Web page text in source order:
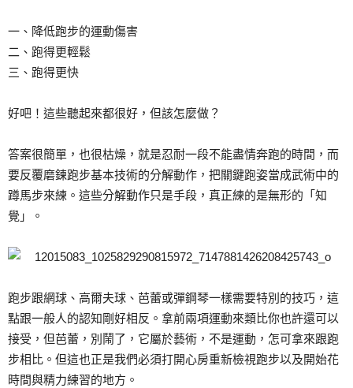
一、降低跑步的運動傷害
二、跑得更輕鬆
三、跑得更快
好吧！這些聽起來都很好，但該怎麼做？
答案很簡單，也很枯燥，就是忍耐一段不能盡情奔跑的時間，而
要反覆磨鍊跑步基本技術的分解動作，把關鍵跑姿當成武術中的
蹲馬步來練。這些分解動作只是手段，真正練的是無形的「知
覺」。
跑步跟網球、高爾夫球、芭蕾或彈鋼琴一樣需要特別的技巧，這
點跟一般人的認知剛好相反。拿前兩項運動來類比你也許還可以
接受，但芭蕾，別鬧了，它屬於藝術，不是運動，怎可拿來跟跑
步相比。但這也正是我們必須打開心房重新檢視跑步以及開始花
時間與精力練習的地方。